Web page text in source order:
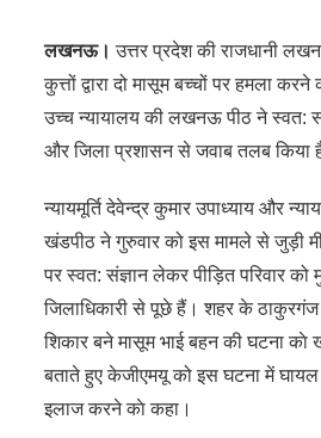
लखनऊ।उत्तर प्रदेश की राजधानी
कुत्तों द्वारा दो मासूम बच्चों पर हमला करने
उच्च न्यायालय की लखनऊ पीठ ने स्वत:
और जिला प्रशासन से जवाब तलब किया
न्यायमूर्ति देवेन्द्र कुमार उपाध्याय और
खंडपीठ ने गुरुवार को इस मामले से जुड़ी
पर स्वत: संज्ञान लेकर पीड़ित परिवार
जिलाधिकारी से पूछे हैं। शहर के
शिकार बने मासूम भाई बहन की घटना काे
बताते हुए केजीएमयू को इस घटना में घायल
इलाज करने काे कहा।